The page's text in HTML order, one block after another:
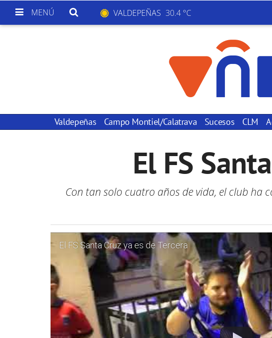
MENÚ VALDEPEÑAS 30.4 °C
Valdepeñas Campo Montiel/Calatrava Sucesos CLM
El FS
Con tan solo cuatro años de vida, el club ha
El FS Santa Cruz ya es de Tercera